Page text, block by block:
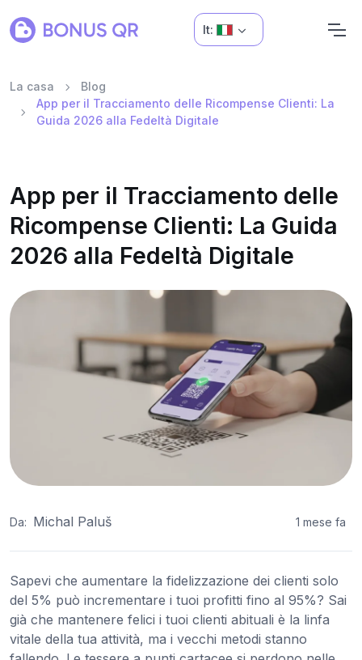
It:
La casa
Blog
App per il Tracciamento delle Ricompense Clienti: La
Guida 2026 alla Fedeltà Digitale
App per il Tracciamento delle
Ricompense Clienti: La Guida
2026 alla Fedeltà Digitale
Da: Michal Paluš 1 mese fa
Sapevi che aumentare la fidelizzazione dei clienti solo
del 5% può incrementare i tuoi profitti fino al 95%? Sai
già che mantenere felici i tuoi clienti abituali è la linfa
vitale della tua attività, ma i vecchi metodi stanno